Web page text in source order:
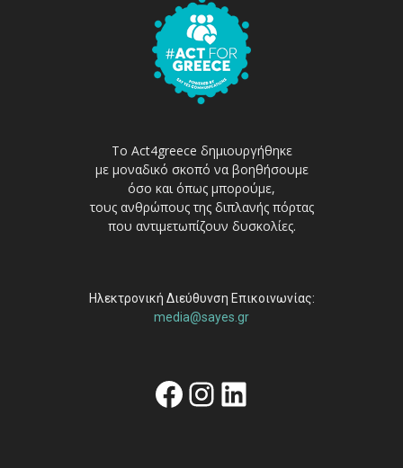
Το Act4greece δημιουργήθηκε
με μοναδικό σκοπό να βοηθήσουμε
όσο και όπως μπορούμε,
τους ανθρώπους της διπλανής πόρτας
που αντιμετωπίζουν δυσκολίες.
Ηλεκτρονική Διεύθυνση Επικοινωνίας:
media@sayes.gr
Facebook
Instagram
Linkedin